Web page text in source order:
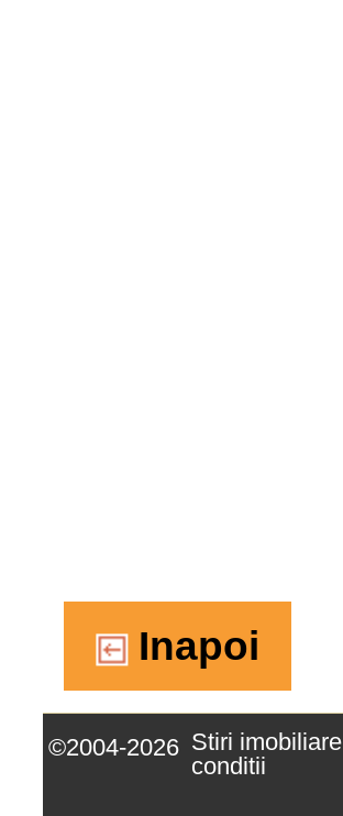
Inapoi
©2004-2026 Stiri imobiliare
conditii